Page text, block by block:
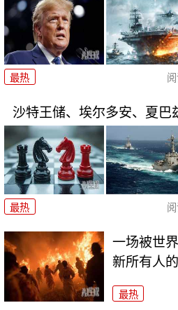
最热
沙特王储、埃尔多安、夏巴
最热
一场被世
新所有人
最热